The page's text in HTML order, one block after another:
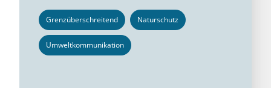
Grenzüberschreitend Naturschutz
Umweltkommunikation